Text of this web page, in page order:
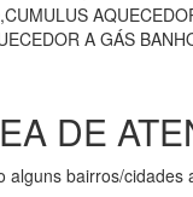
A GÁS
DE
alguns bairros/cidades